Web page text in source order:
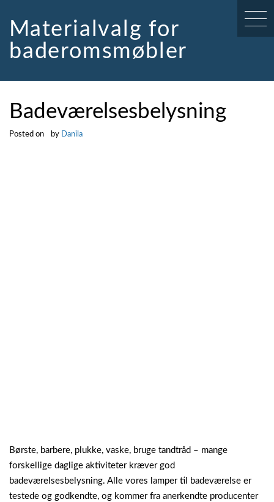
contentMaterialvalg for
baderomsmøbler
Badeværelsesbelysning
Posted on by Danila
Børste, barbere, plukke, vaske, bruge tandtråd – mange
forskellige daglige aktiviteter kræver god
badeværelsesbelysning. Alle vores lamper til badeværelse er
testede og godkendte, og kommer fra anerkendte producenter